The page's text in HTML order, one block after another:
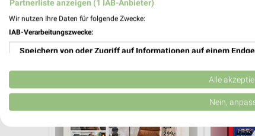
Partnerliste anzeigen (1 IAB-Anbieter)
Wir nutzen Ihre Daten für folgende Zwecke:
IAB-Verarbeitungszwecke:
Speichern von oder Zugriff auf Informationen auf einem
Verwendung reduzierter Daten zur Auswahl von Werbeanzeigen
Erstellung von Profilen für personalisierte Werbung
Alle
Nein,